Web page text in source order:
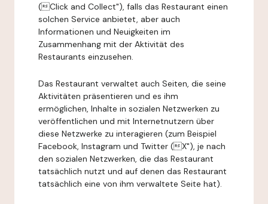
(Click and Collect"), falls das Restaurant einen
solchen Service anbietet, aber auch
Informationen und Neuigkeiten im
Zusammenhang mit der Aktivität des
Restaurants einzusehen.
Das Restaurant verwaltet auch Seiten, die seine
Aktivitäten präsentieren und es ihm
ermöglichen, Inhalte in sozialen Netzwerken zu
veröffentlichen und mit Internetnutzern über
diese Netzwerke zu interagieren (zum Beispiel
Facebook, Instagram und Twitter (X"), je nach
den sozialen Netzwerken, die das Restaurant
tatsächlich nutzt und auf denen das Restaurant
tatsächlich eine von ihm verwaltete Seite hat).